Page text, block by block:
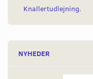
Knallertudlejning.
NYHEDER